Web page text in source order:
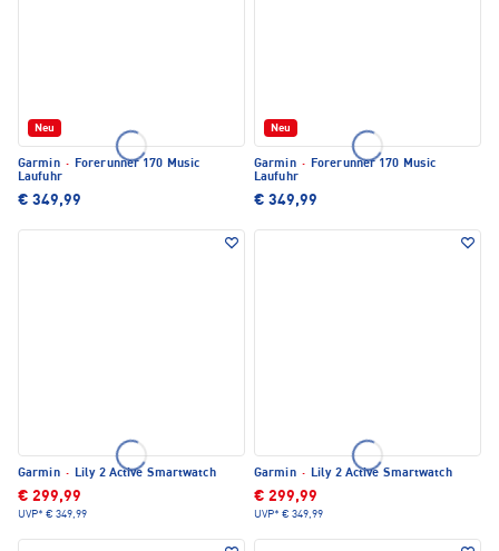
Neu
Garmin · Forerunner 170 Music
Laufuhr
€ 349,99
Neu
Garmin · Forerunner 170 Music
Laufuhr
€ 349,99
Garmin · Lily 2 Active Smartwatch
€ 299,99
UVP* € 349,99
Garmin · Lily 2 Active Smartwatch
€ 299,99
UVP* € 349,99